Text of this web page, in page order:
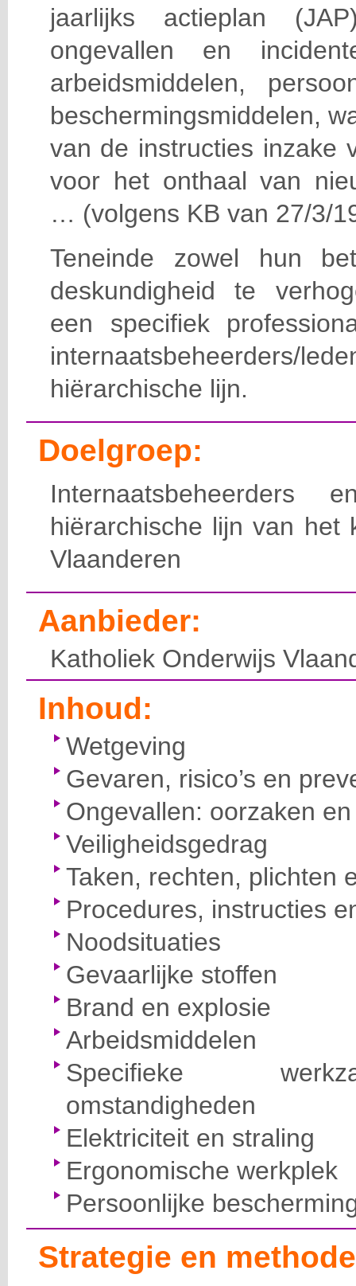
jaarlijks actieplan
ongevallen en
arbeidsmiddelen,
beschermingsmiddelen,
van de instructies inzake
voor het onthaal van
… (volgens KB van 27/3/
Teneinde zowel hun
deskundigheid te
een specifiek
hiërarchische lijn.
Doelgroep:
hiërarchische lijn van het
Vlaanderen
Aanbieder:
Katholiek Onderwijs
Inhoud:
Wetgeving
Gevaren, risico’s en
Ongevallen: oorzaken
Veiligheidsgedrag
Taken, rechten, plichten
Procedures, instructies
Noodsituaties
Gevaarlijke stoffen
Brand en explosie
Arbeidsmiddelen
Specifieke
omstandigheden
Elektriciteit en straling
Ergonomische werkplek
Persoonlijke
Strategie en